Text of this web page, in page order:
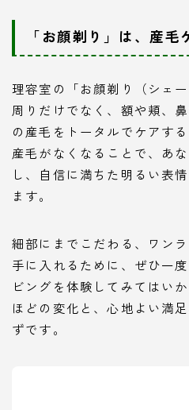
「お顔剃り」は、産
理容室の「お顔剃り（シェ
周りだけでなく、額や頬、
の産毛をトータルでケアす
産毛がなくなることで、あ
し、自信に満ちた明るい表
ます。
細部にまでこだわる、ワン
手に入れるために、ぜひ一
ビングを体験してみてはい
ほどの変化と、心地よい満
ずです。